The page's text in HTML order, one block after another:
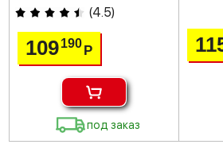
(4.5)
109190Р
под заказ